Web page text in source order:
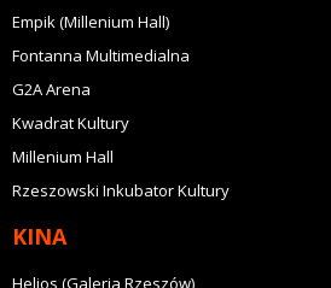
Empik (Millenium Hall)
Fontanna Multimedialna
G2A Arena
Kwadrat Kultury
Millenium Hall
Rzeszowski Inkubator Kultury
KINA
Helios (Galeria Rzeszów)